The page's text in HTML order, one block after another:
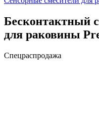
Бесконтактный
для раковины
Спецраспродажа